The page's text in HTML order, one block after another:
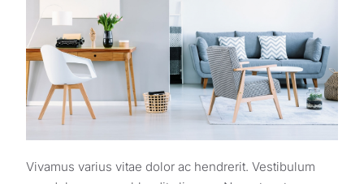
Vivamus varius vitae dolor ac hendrerit. Vestibulum